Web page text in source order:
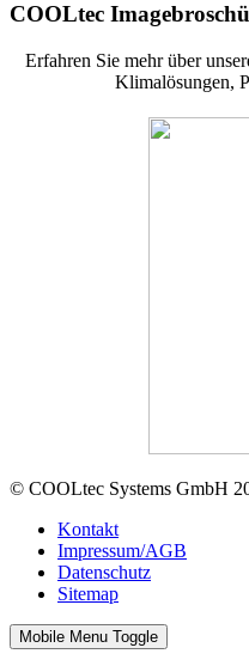
COOLtec
Erfahren Sie mehr über
Klimalösungen,
© COOLtec Systems GmbH
Kontakt
Impressum/AGB
Datenschutz
Sitemap
Mobile Menu Toggle